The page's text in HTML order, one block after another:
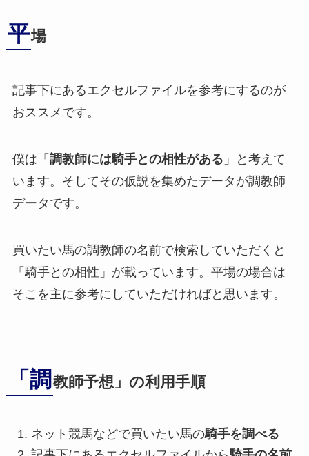
平場
記事下にあるエクセルファイルを参考にするのが
おススメです。
僕は「 調教師には騎手との相性がある 」と考えて
います。そしてその仮説を集めたデータが調教師
データです。
買いたい馬の調教師の名前で検索していただくと
「騎手との相性」が載っています。平場の場合は
そこを主に参考にしていただければと思います。
「調 教師予想」の利用手順
ネット競馬などで買いたい馬の騎手を調べる